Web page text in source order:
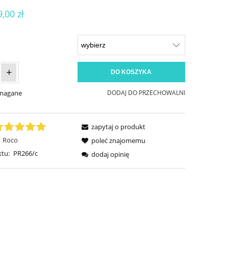
zł
+ DO KOSZYKA
DODAJ DO PRZECHOWALNI
Roco
PR266/c
zapytaj o produkt
poleć znajomemu
dodaj opinię